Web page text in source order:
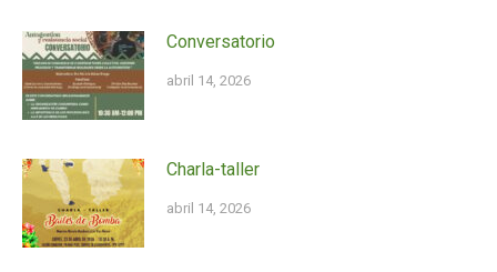
Conversatorio
abril 14, 2026
Charla-taller
abril 14, 2026